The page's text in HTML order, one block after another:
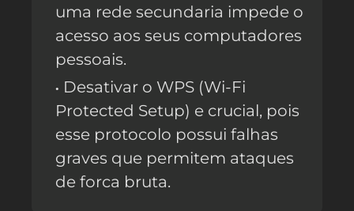
uma rede secundaria impede o
acesso aos seus computadores
pessoais.
Desativar o WPS (Wi-Fi
Protected Setup) e crucial, pois
esse protocolo possui falhas
graves que permitem ataques
de forca bruta.